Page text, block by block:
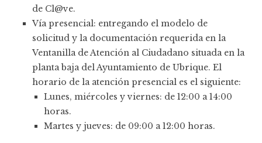
de Cl@ve.
Vía presencial: entregando el modelo de
solicitud y la documentación requerida en la
Ventanilla de Atención al Ciudadano situada en la
planta baja del Ayuntamiento de Ubrique. El
horario de la atención presencial es el siguiente:
Lunes, miércoles y viernes: de 12:00 a 14:00
horas.
Martes y jueves: de 09:00 a 12:00 horas.